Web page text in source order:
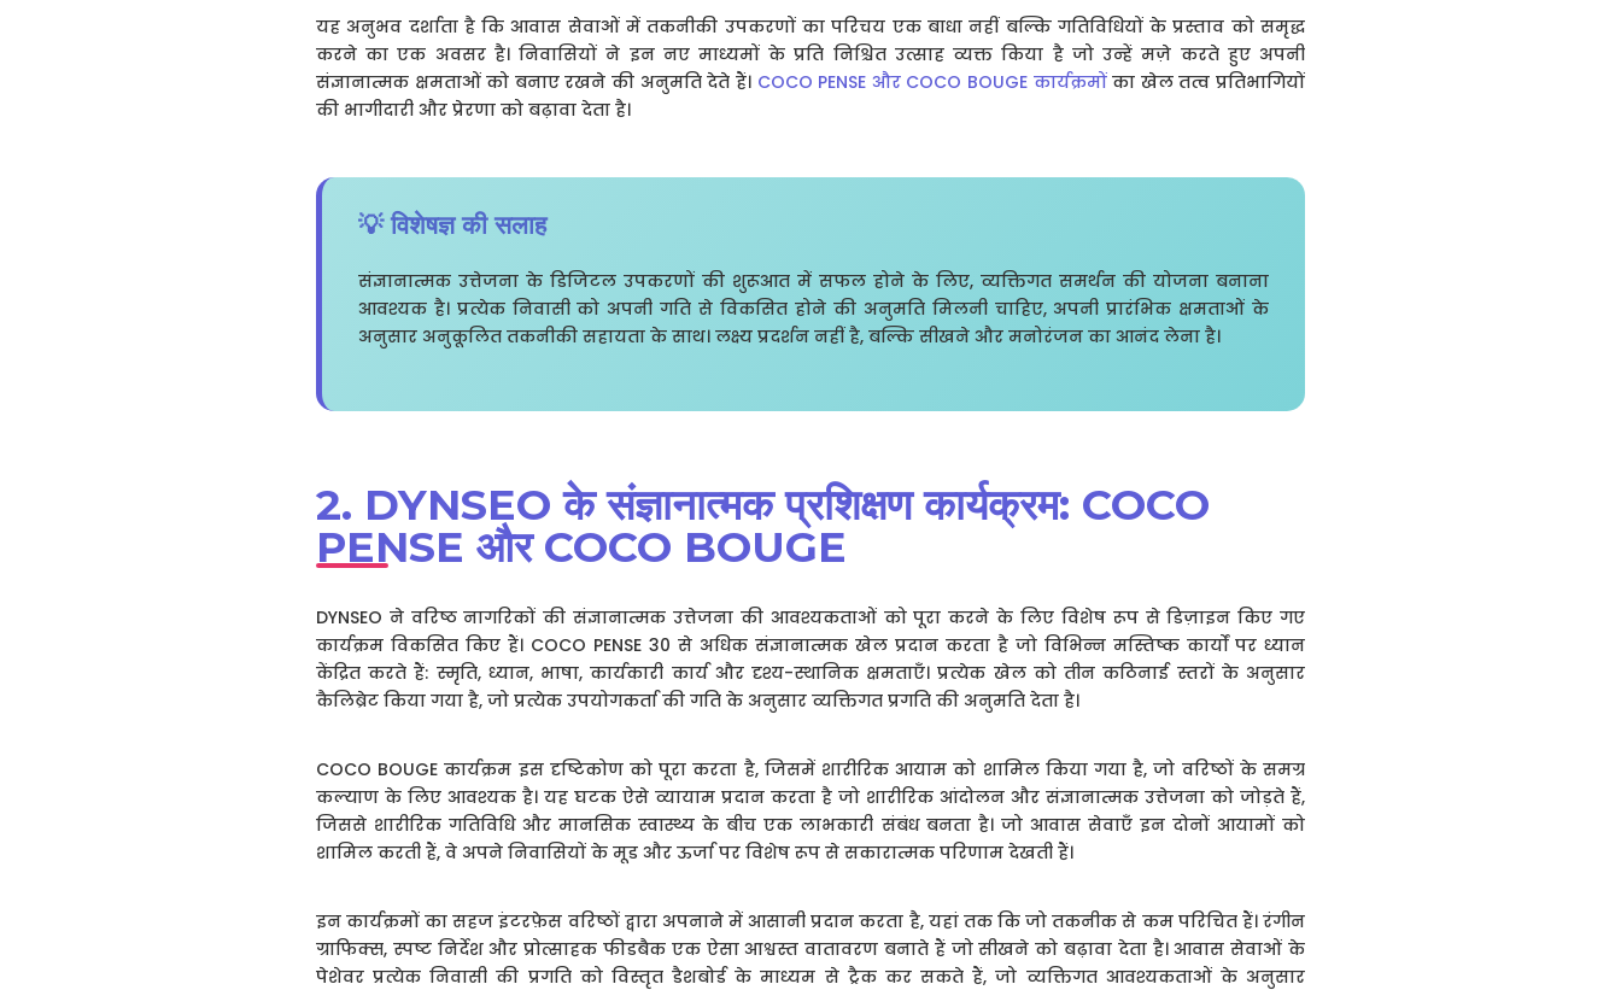
यह अनुभव दर्शाता है कि आवास सेवाओं में तकनीकी उपकरणों का परिचय एक बाधा नहीं बल्कि गतिविधियों के प्रस्ताव को समृद्ध
करने का एक अवसर है। निवासियों ने इन नए माध्यमों के प्रति निश्चित उत्साह व्यक्त किया है जो उन्हें मज़े करते हुए अपनी
संज्ञानात्मक क्षमताओं को बनाए रखने की अनुमति देते हैं। COCO PENSE और COCO BOUGE कार्यक्रमोंका खेल तत्व प्रतिभागियों
की भागीदारी और प्रेरणा को बढ़ावा देता है।
💡 विशेषज्ञ की सलाह
संज्ञानात्मक उत्तेजना के डिजिटल उपकरणों की शुरूआत में सफल होने के लिए, व्यक्तिगत समर्थन की योजना बनाना
आवश्यक है। प्रत्येक निवासी को अपनी गति से विकसित होने की अनुमति मिलनी चाहिए, अपनी प्रारंभिक क्षमताओं के
अनुसार अनुकूलित तकनीकी सहायता के साथ। लक्ष्य प्रदर्शन नहीं है, बल्कि सीखने और मनोरंजन का आनंद लेना है।
2. DYNSEO के संज्ञानात्मक प्रशिक्षण कार्यक्रम: COCO
PENSE और COCO BOUGE
DYNSEO ने वरिष्ठ नागरिकों की संज्ञानात्मक उत्तेजना की आवश्यकताओं को पूरा करने के लिए विशेष रूप से डिज़ाइन किए गए
कार्यक्रम विकसित किए हैं। COCO PENSE 30 से अधिक संज्ञानात्मक खेल प्रदान करता है जो विभिन्न मस्तिष्क कार्यों पर ध्यान
केंद्रित करते हैं: स्मृति, ध्यान, भाषा, कार्यकारी कार्य और दृश्य-स्थानिक क्षमताएँ। प्रत्येक खेल को तीन कठिनाई स्तरों के अनुसार
कैलिब्रेट किया गया है, जो प्रत्येक उपयोगकर्ता की गति के अनुसार व्यक्तिगत प्रगति की अनुमति देता है।
COCO BOUGE कार्यक्रम इस दृष्टिकोण को पूरा करता है, जिसमें शारीरिक आयाम को शामिल किया गया है, जो वरिष्ठों के समग्र
कल्याण के लिए आवश्यक है। यह घटक ऐसे व्यायाम प्रदान करता है जो शारीरिक आंदोलन और संज्ञानात्मक उत्तेजना को जोड़ते हैं,
जिससे शारीरिक गतिविधि और मानसिक स्वास्थ्य के बीच एक लाभकारी संबंध बनता है। जो आवास सेवाएँ इन दोनों आयामों को
शामिल करती हैं, वे अपने निवासियों के मूड और ऊर्जा पर विशेष रूप से सकारात्मक परिणाम देखती हैं।
इन कार्यक्रमों का सहज इंटरफ़ेस वरिष्ठों द्वारा अपनाने में आसानी प्रदान करता है, यहां तक कि जो तकनीक से कम परिचित हैं। रंगीन
ग्राफिक्स, स्पष्ट निर्देश और प्रोत्साहक फीडबैक एक ऐसा आश्वस्त वातावरण बनाते हैं जो सीखने को बढ़ावा देता है। आवास सेवाओं के
पेशेवर प्रत्येक निवासी की प्रगति को विस्तृत डैशबोर्ड के माध्यम से ट्रैक कर सकते हैं, जो व्यक्तिगत आवश्यकताओं के अनुसार